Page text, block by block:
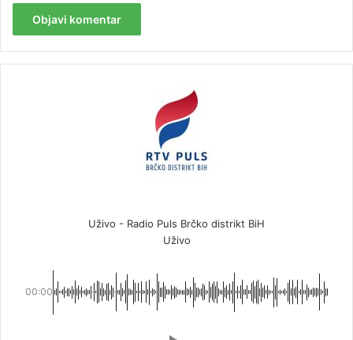
Uživo - Radio Puls Brčko distrikt BiH
Uživo
00:00